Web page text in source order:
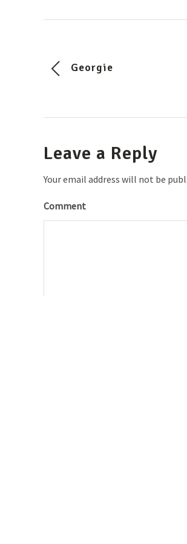
Georgie
Leave a Reply
Your email address will not be
Comment